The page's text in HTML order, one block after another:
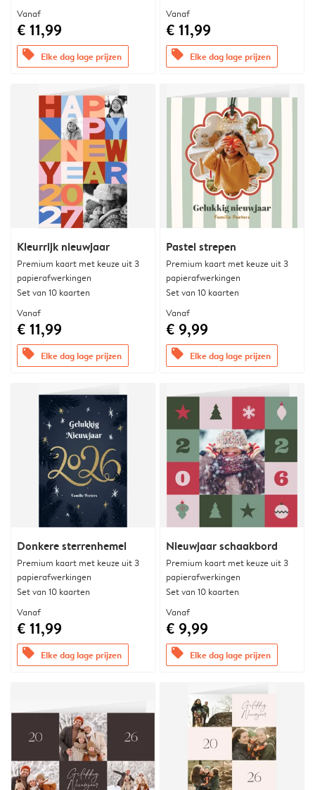
Vanaf
€ 11,99
offers Elke dag lage prijzen
Vanaf
€ 11,99
offers Elke dag lage prijzen
Kleurrijk nieuwjaar
Premium kaart met keuze uit 3
papierafwerkingen
Set van 10 kaarten
Vanaf
€ 11,99
offers Elke dag lage prijzen
Pastel strepen
Premium kaart met keuze uit 3
papierafwerkingen
Set van 10 kaarten
Vanaf
€ 9,99
offers Elke dag lage prijzen
Donkere sterrenhemel
Premium kaart met keuze uit 3
papierafwerkingen
Set van 10 kaarten
Vanaf
€ 11,99
offers Elke dag lage prijzen
Nieuwjaar schaakbord
Premium kaart met keuze uit 3
papierafwerkingen
Set van 10 kaarten
Vanaf
€ 9,99
offers Elke dag lage prijzen